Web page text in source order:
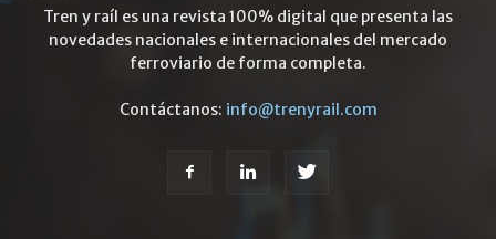
Tren y raíl es una revista 100% digital que presenta las
novedades nacionales e internacionales del mercado
ferroviario de forma completa.
Contáctanos: info@trenyrail.com